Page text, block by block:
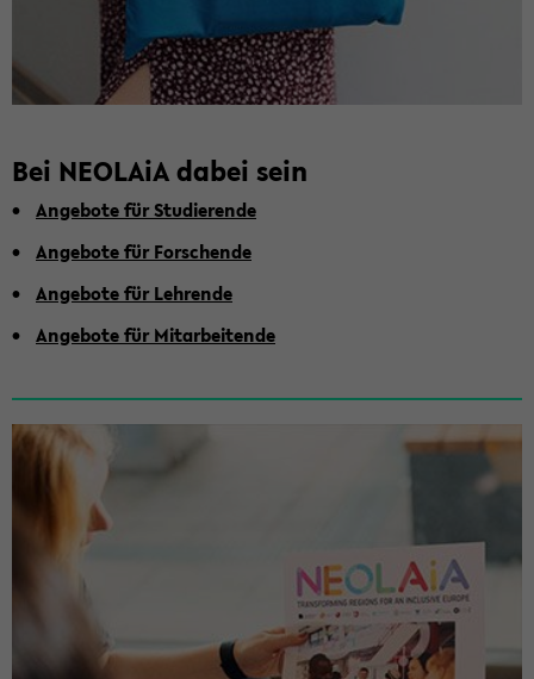
Bei NEO­LA­iA dabei sein
An­ge­bo­te für Stu­die­ren­de
An­ge­bo­te für For­schen­de
An­ge­bo­te für Leh­ren­de
An­ge­bo­te für Mit­ar­bei­ten­de